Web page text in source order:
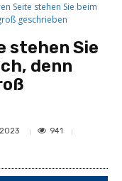
Seite stehen Sie beim
geschrieben
stehen Sie
denn
941